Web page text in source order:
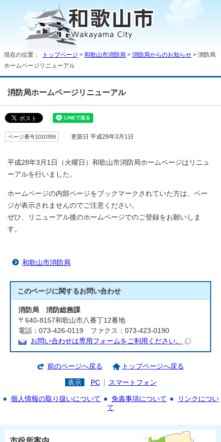
現在の位置： トップページ > 和歌山市消防局 > 消防局からのお知らせ > 消防局
ホームページリニューアル
消防局ホームページリニューアル
ページ番号1010399 更新日 平成28年3月1日
平成28年3月1日（火曜日）和歌山市消防局ホームページはリニュ
ーアルを行いました。
ホームページの内部ページをブックマークされていた方は、ペー
ジが表示されませんのでご注意ください。
ぜひ、リニューアル後のホームページでのご登録をお願いしま
す。
和歌山市消防局
このページに関するお問い合わせ
消防局 消防総務課
〒640-8157和歌山市八番丁12番地
電話：073-426-0119 ファクス：073-423-0190
お問い合わせは専用フォームをご利用ください。
前のページへ戻る トップページへ戻る
表示 PC スマートフォン
個人情報の取り扱いについて 免責事項について
リンクについ
て